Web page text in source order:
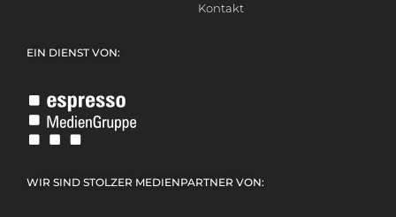
Kontakt
EIN DIENST VON:
WIR SIND STOLZER MEDIENPARTNER VON: